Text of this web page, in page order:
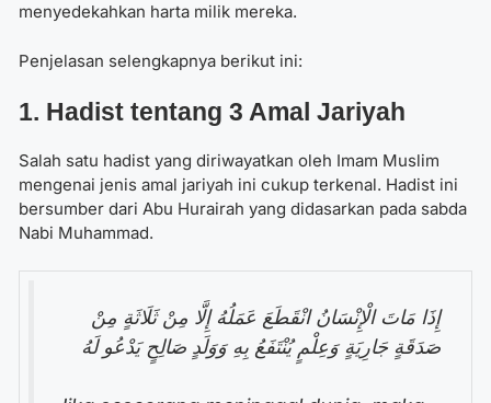
menyedekahkan harta milik mereka.
Penjelasan selengkapnya berikut ini:
1. Hadist tentang 3 Amal Jariyah
Salah satu hadist yang diriwayatkan oleh Imam Muslim
mengenai jenis amal jariyah ini cukup terkenal. Hadist ini
bersumber dari Abu Hurairah yang didasarkan pada sabda
Nabi Muhammad.
إِذَا مَاتَ الْإِنْسَانُ انْقَطَعَ عَمَلُهُ إِلَّا مِنْ ثَلَاثَةٍ مِنْ
صَدَقَةٍ جَارِيَةٍ وَعِلْمٍ يُنْتَفَعُ بِهِ وَوَلَدٍ صَالِحٍ يَدْعُو لَهُ